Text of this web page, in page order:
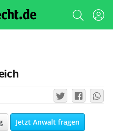
Jetzt Anwalt fragen